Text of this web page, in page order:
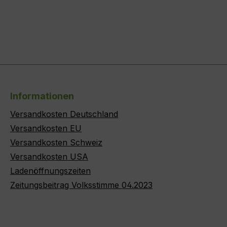
Informationen
Versandkosten Deutschland
Versandkosten EU
Versandkosten Schweiz
Versandkosten USA
Ladenöffnungszeiten
Zeitungsbeitrag Volksstimme 04.2023